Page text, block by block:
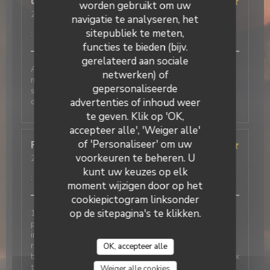
worden gebruikt om uw
navigatie te analyseren, het
sitepubliek te meten,
functies te bieden (bijv.
gerelateerd aan sociale
netwerken) of
gepersonaliseerde
advertenties of inhoud weer
te geven. Klik op 'OK,
accepteer alle', 'Weiger alle'
of 'Personaliseer' om uw
voorkeuren te beheren. U
kunt uw keuzes op elk
moment wijzigen door op het
cookiepictogram linksonder
op de sitepagina's te klikken.
OK, accepteer alle
2026-06-05
- 12:30 - Gasten 2
/5 Atmosfeer:5/5 Keuken:5/5 Kwaliteit / Prijs
:
Accueil et service au top Nous avons passés un bon
moment autour de nos plats et desserts très
savoureux. N’hésitez pas à réserver pour votre
déjeuner
Françoise
D
2026-05-22- 12:00 - Gasten 7
Atmosfeer: 5/5 Keuken:5 /5 Kwaliteit / Prijs
:
1ere fois dans ce restaurant et l avis des 6 autres
personnes avec moi est très positif Très bien. Service
impeccable, respect des demandes lors de l
réservation, amabilité, très bon repas, légumes très
bien cuisinés en accompagnement , raport qualité-prix
très corrects. Restaurant à recommander sans
La Galiote Restaurant & Bar